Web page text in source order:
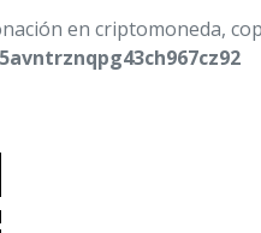
en criptomoneda,